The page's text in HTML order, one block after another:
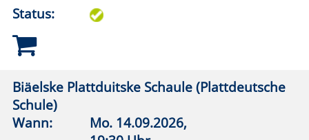
Historischer Judenfriedhof Anröchte
Wann:
Wo:
Anröchte, Jüdischer Friedhof
Nr.:
Status: